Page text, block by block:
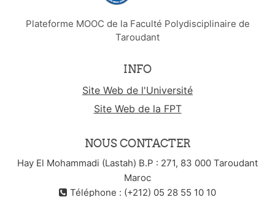
Plateforme MOOC de la Faculté Polydisciplinaire de
Taroudant
INFO
Site Web de l'Université
Site Web de la FPT
NOUS CONTACTER
Hay El Mohammadi (Lastah) B.P : 271, 83 000 Taroudant
Maroc
Téléphone : (+212) 05 28 55 10 10